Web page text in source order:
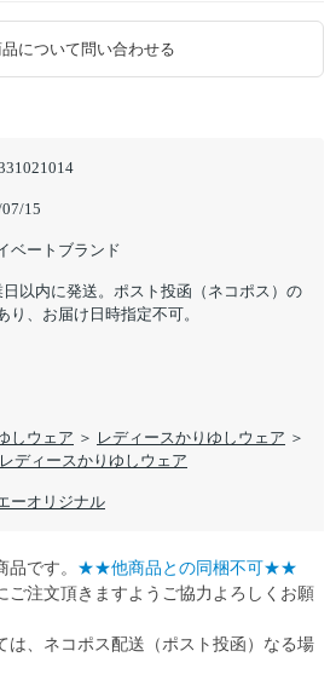
15
ベートブランド
日以内に発送。ポスト投函（ネコポス）の
り、お届け日時指定不可。
しウェア ＞ レディースかりゆしウェア ＞
ディースかりゆしウェア
ーオリジナル
について問い合わせる
です。 ★★他商品との同梱不可★★
ご注文頂きますようご協力よろしくお願
は、ネコポス配送（ポスト投函）なる場